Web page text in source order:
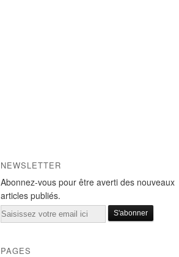
NEWSLETTER
Abonnez-vous pour être averti des nouveaux
articles publiés.
Email
PAGES